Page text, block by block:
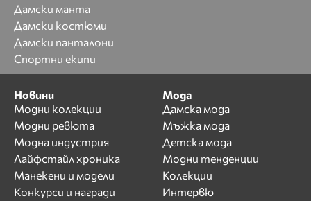
Дамски манта
Дамски костюми
Дамски панталони
Спортни екипи
Новини
Модни колекции
Модни ревюта
Модна индустрия
Лайфстайл хроника
Манекени и модели
Конкурси и награди
Мода
Дамска мода
Мъжка мода
Детска мода
Модни тенденции
Колекции
Интервю